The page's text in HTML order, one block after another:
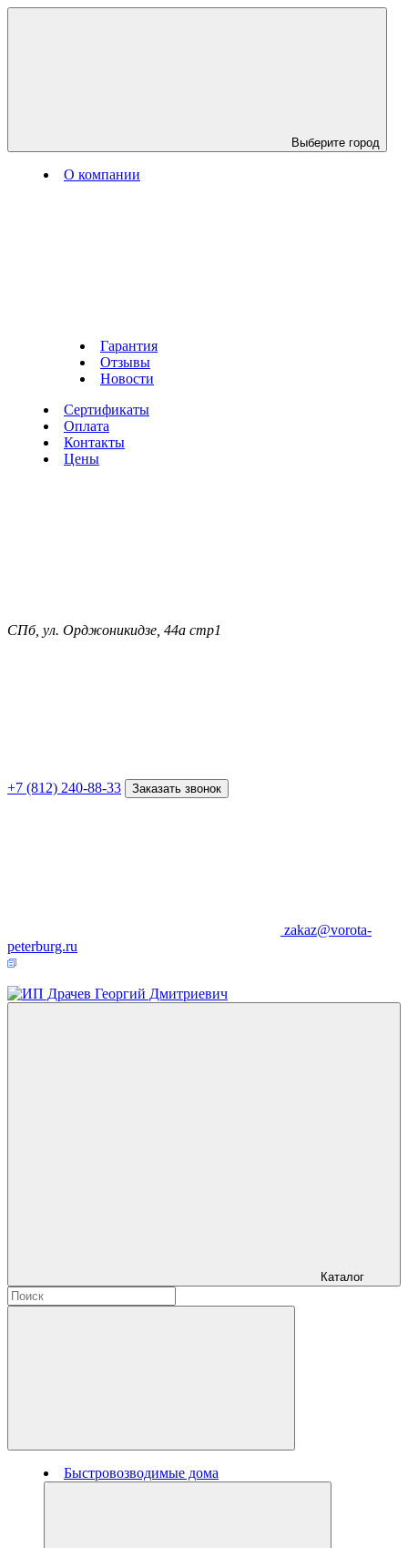
Выберите город
О компании
Гарантия
Отзывы
Новости
Сертификаты
Оплата
Контакты
Цены
СПб, ул. Орджоникидзе, 44а стр1
+7 (812) 240-88-33 Заказать звонок
zakaz@vorota-
peterburg.ru
Каталог
Быстровозводимые дома